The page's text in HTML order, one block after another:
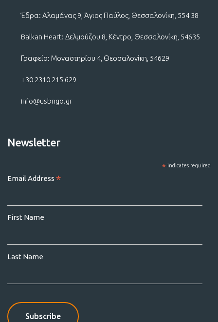
Έδρα: Αλαμάνας 9, Άγιος Παύλος, Θεσσαλονίκη, 554 38
Balkan Heart: Δελμούζου 8, Κέντρο, Θεσσαλονίκη, 54635
Γραφείο: Μοναστηρίου 4, Θεσσαλονίκη, 54629
+30 2310 215 629
info@usbngo.gr
Newsletter
* indicates required
Email Address *
First Name
Last Name